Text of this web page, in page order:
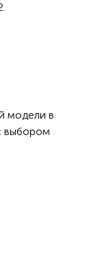
модели в
выбором